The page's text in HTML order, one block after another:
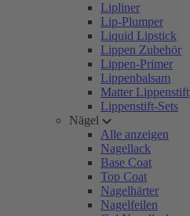
Lipliner
Lip-Plumper
Liquid Lipstick
Lippen Zubehör
Lippen-Primer
Lippenbalsam
Matter Lippenstift
Lippenstift-Sets
Nägel
Alle anzeigen
Nagellack
Base Coat
Top Coat
Nagelhärter
Nagelfeilen